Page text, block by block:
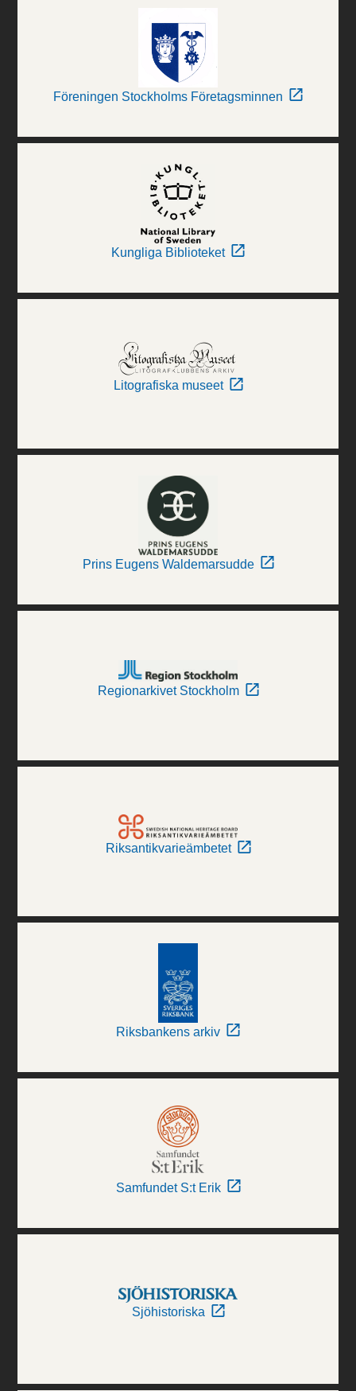
Föreningen Stockholms Företagsminnen
Kungliga Biblioteket
Litografiska museet
Prins Eugens Waldemarsudde
Regionarkivet Stockholm
Riksantikvarieämbetet
Riksbankens arkiv
Samfundet S:t Erik
Sjöhistoriska